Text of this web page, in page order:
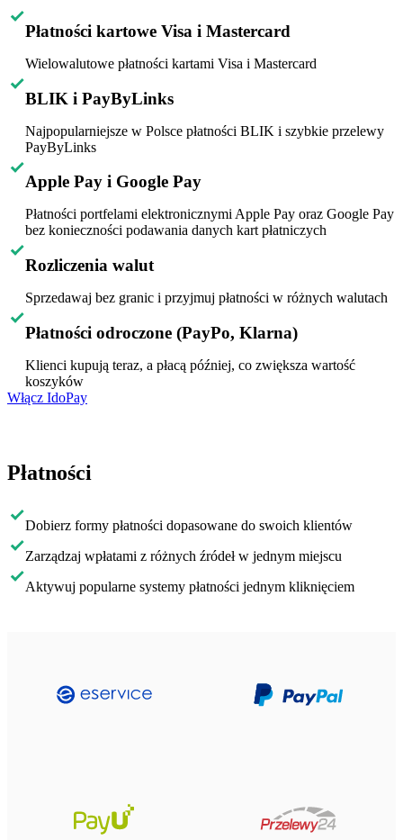
Płatności kartowe Visa i Mastercard
Wielowalutowe płatności kartami Visa i Mastercard
BLIK i PayByLinks
Najpopularniejsze w Polsce płatności BLIK i szybkie przelewy
PayByLinks
Apple Pay i Google Pay
Płatności portfelami elektronicznymi Apple Pay oraz Google Pay
bez konieczności podawania danych kart płatniczych
Rozliczenia walut
Sprzedawaj bez granic i przyjmuj płatności w różnych walutach
Płatności odroczone (PayPo, Klarna)
Klienci kupują teraz, a płacą później, co zwiększa wartość
koszyków
Włącz IdoPay
Płatności
Dobierz formy płatności dopasowane do swoich klientów
Zarządzaj wpłatami z różnych źródeł w jednym miejscu
Aktywuj popularne systemy płatności jednym kliknięciem